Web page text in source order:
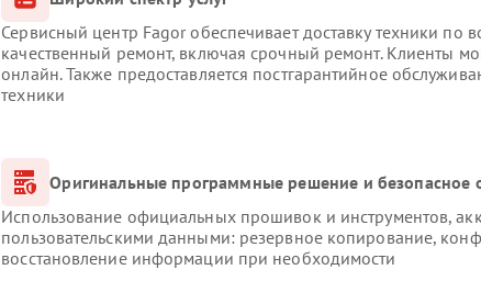
Сервисный центр Fagor обеспечивает доставку техники по
качественный ремонт, включая срочный ремонт. Клиенты
онлайн. Также предоставляется постгарантийное
техники
Оригинальные программные решение и безопасное
Использование официальных прошивок и инструментов,
пользовательскими данными: резервное копирование,
восстановление информации при необходимости